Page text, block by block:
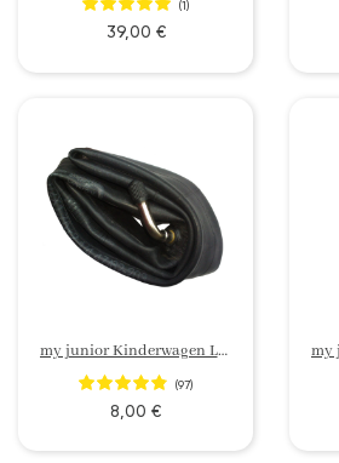
(1)
39,00 €
my junior Kinderwagen Luftreifen Ersatzschlauch für MIYO / SIENNA / VITA / VITA 2 / VITA unique 2 / VITA unique 3
(97)
8,00 €